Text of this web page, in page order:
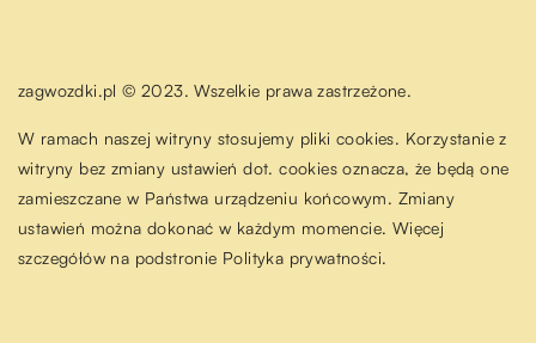
zagwozdki.pl © 2023. Wszelkie prawa zastrzeżone.
W ramach naszej witryny stosujemy pliki cookies. Korzystanie z
witryny bez zmiany ustawień dot. cookies oznacza, że będą one
zamieszczane w Państwa urządzeniu końcowym. Zmiany
ustawień można dokonać w każdym momencie. Więcej
szczegółów na podstronie Polityka prywatności.